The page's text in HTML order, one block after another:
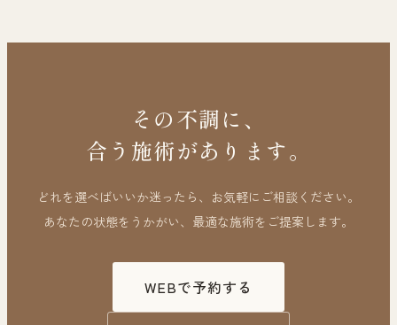
その不調に、
合う施術があります。
どれを選べばいいか迷ったら、お気軽にご相談ください。
あなたの状態をうかがい、最適な施術をご提案します。
WEBで予約する